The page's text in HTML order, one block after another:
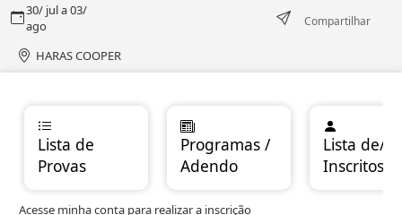
30/ jul a 03/
ago
Compartilhar
HARAS COOPER
Lista de
Provas
Programas /
Adendo
Lista de/
Inscritos
Acesse minha conta para realizar a inscrição